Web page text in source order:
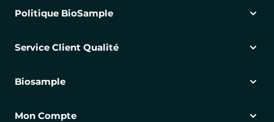
Politique BioSample
Service Client Qualité
Biosample
Mon Compte